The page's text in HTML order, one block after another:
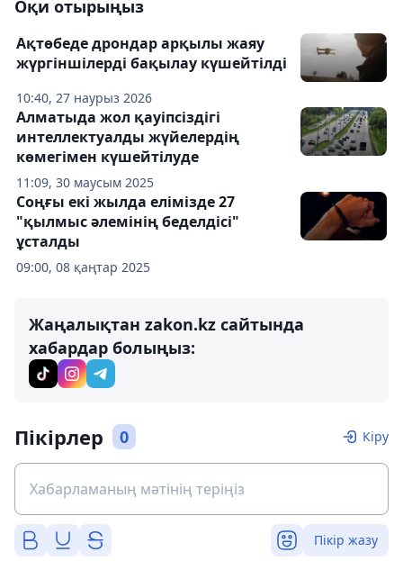
Оқи отырыңыз
10:40, 27 наурыз 2026
Ақтөбеде дрондар арқылы жаяу
жүргіншілерді бақылау күшейтілді
11:09, 30 маусым 2025
Алматыда жол қауіпсіздігі
интеллектуалды жүйелердің
көмегімен күшейтілуде
09:00, 08 қаңтар 2025
Соңғы екі жылда елімізде 27
"қылмыс әлемінің беделдісі"
ұсталды
Жаңалықтан zakon.kz сайтында
хабардар болыңыз:
Пікірлер 0 Кіру
Пікір жазу